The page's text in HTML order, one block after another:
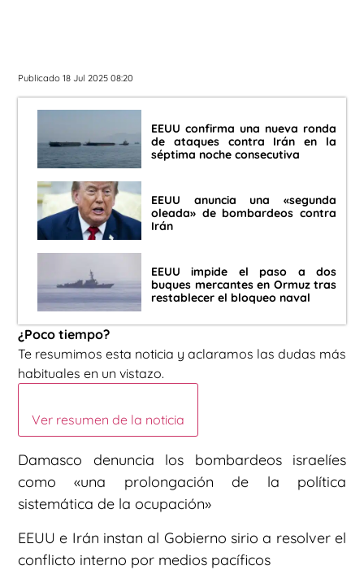
Publicado 18 Jul 2025 08:20
EEUU confirma una nueva ronda
de ataques contra Irán en la
séptima noche consecutiva
EEUU anuncia una «segunda
oleada» de bombardeos contra
Irán
EEUU impide el paso a dos
buques mercantes en Ormuz tras
restablecer el bloqueo naval
¿Poco tiempo?
Te resumimos esta noticia y aclaramos las dudas más
habituales en un vistazo.
Ver resumen de la noticia
Damasco denuncia los bombardeos israelíes
como «una prolongación de la política
sistemática de la ocupación»
EEUU e Irán instan al Gobierno sirio a resolver el
conflicto interno por medios pacíficos